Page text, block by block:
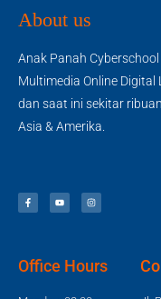
About us
Anak Panah
Multimedia Online Digital
dan saat ini sekitar
Asia & Amerika.
Office Hours